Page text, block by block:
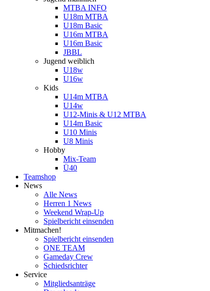
MTBA INFO
U18m MTBA
U18m Basic
U16m MTBA
U16m Basic
JBBL
Jugend weiblich
U18w
U16w
Kids
U14m MTBA
U14w
U12-Minis & U12 MTBA
U14m Basic
U10 Minis
U8 Minis
Hobby
Mix-Team
Ü40
Teamshop
News
Alle News
Herren 1 News
Weekend Wrap-Up
Spielbericht einsenden
Mitmachen!
Spielbericht einsenden
ONE TEAM
Gameday Crew
Schiedsrichter
Service
Mitgliedsanträge